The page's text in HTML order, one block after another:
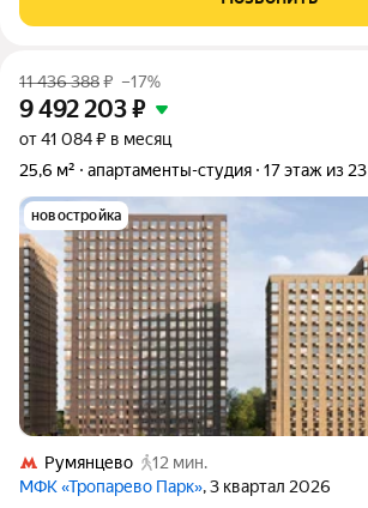
роскошным видом на элитный
11 436 388₽ –17%
9 492 203₽
от 41 084 ₽ в месяц
25,6 м²
апартаменты-студия 17 этаж из 23
новостройка
Румянцево
12 мин.
МФК «Тропарево Парк», 3 квартал 2026